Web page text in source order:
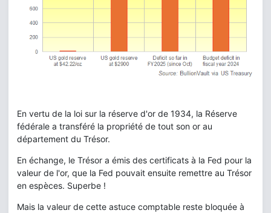
En vertu de la loi sur la réserve d'or de 1934, la Réserve
fédérale a transféré la propriété de tout son or au
département du Trésor.
En échange, le Trésor a émis des certificats à la Fed pour la
valeur de l'or, que la Fed pouvait ensuite remettre au Trésor
en espèces. Superbe !
Mais la valeur de cette astuce comptable reste bloquée à